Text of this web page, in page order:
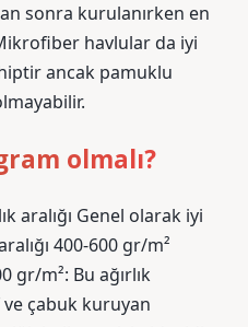
sonra kurulanırken en
havlular da iyi
ancak pamuklu
olmalı?
aralığı Genel olarak iyi
400-600 gr/m²
gr/m²: Bu ağırlık
çabuk kuruyan